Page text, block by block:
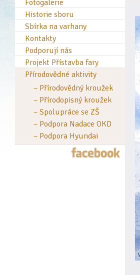
Fotogalerie
Historie sboru
Sbírka na varhany
Kontakty
Podporují nás
Projekt Přístavba fary
Přírodovědné aktivity
– Přírodovědný kroužek
– Přírodopisný kroužek
– Spolupráce se ZŠ
– Podpora Nadace OKD
– Podpora Hyundai